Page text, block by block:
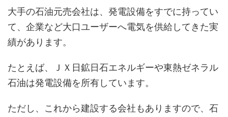
大手の石油元売会社は、発電設備をすでに持ってい
て、企業など大口ユーザーへ電気を供給してきた実
績があります。
たとえば、ＪＸ日鉱日石エネルギーや東熱ゼネラル
石油は発電設備を所有しています。
ただし、これから建設する会社もありますので、石